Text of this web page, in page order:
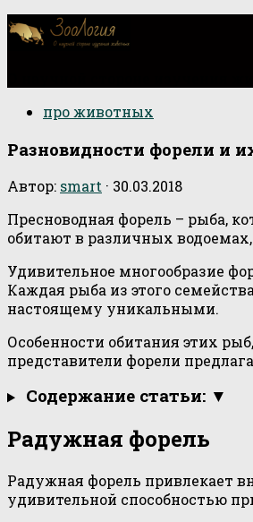
про животных
Разновидности форели и
Автор: smart · 30.03.2018
Пресноводная форель – рыба,
обитают в различных
Удивительное многообразие
Каждая рыба из этого
настоящему уникальными.
Особенности обитания этих
представители форели
Содержание статьи: ▼
Радужная форель
Радужная форель привлекает
удивительной способностью